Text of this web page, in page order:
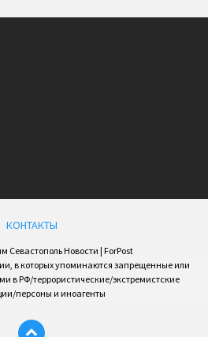
КОНТАКТЫ
Севастополь Новости | ForPost
в которых упоминаются запрещенные или
в РФ/террористические/экстремистские
персоны и иноагенты